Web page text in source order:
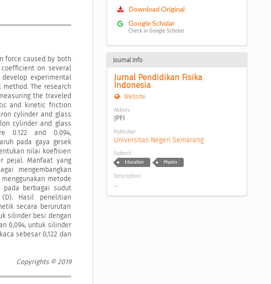
force caused by both
on several
experimental
The research
the traveled
and kinetic friction
cylinder and glass
cylinder and glass
0.122 and 0.094,
pada gaya gesek
nilai koefisien
pejal. Manfaat yang
mengembangkan
metode
pada berbagai sudut
Hasil penelitian
secara berurutan
silinder besi dengan
0,094, untuk silinder
sebesar 0,122 dan
Copyrights © 2019
Download Original
Google Scholar
Check in Google Scholar
Journal Info
Jurnal Pendidikan Fisika
Indonesia
Website
Abbrev
JPFI
Publisher
Universitas Negeri Semarang
Subject
Education Physics
Description
...